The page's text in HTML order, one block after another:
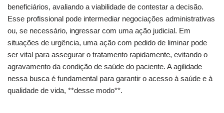
beneficiários, avaliando a viabilidade de contestar a decisão.
Esse profissional pode intermediar negociações administrativas
ou, se necessário, ingressar com uma ação judicial. Em
situações de urgência, uma ação com pedido de liminar pode
ser vital para assegurar o tratamento rapidamente, evitando o
agravamento da condição de saúde do paciente. A agilidade
nessa busca é fundamental para garantir o acesso à saúde e à
qualidade de vida, **desse modo**.